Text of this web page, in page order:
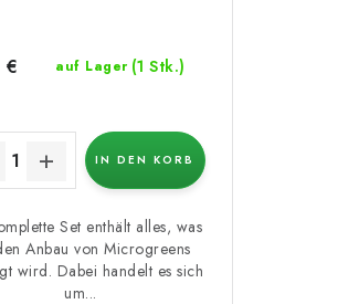
auf Lager (1 Stk.)
€
IN DEN KORB
Set enthält alles, was
Anbau von Microgreens
wird. Dabei handelt es sich
um...